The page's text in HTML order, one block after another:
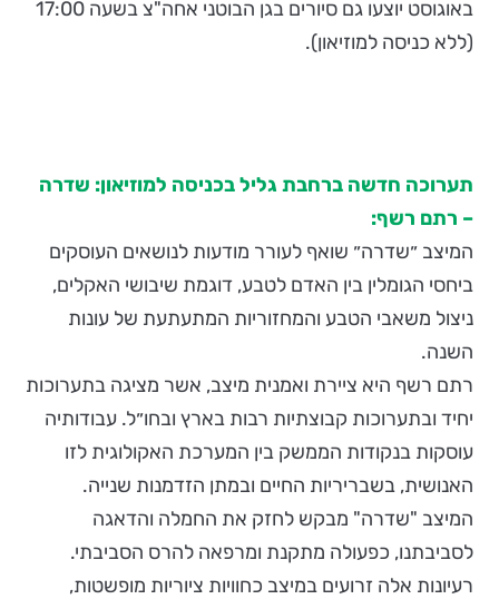
באוגוסט יוצעו גם סיורים בגן הבוטני אחה"צ בשעה 17:00
(ללא כניסה למוזיאון).
תערוכה חדשה ברחבת גליל בכניסה למוזיאון: שדרה
– רתם רשף:
המיצב ״שדרה״ שואף לעורר מודעות לנושאים העוסקים
ביחסי הגומלין בין האדם לטבע, דוגמת שיבושי האקלים,
ניצול משאבי הטבע והמחזוריות המתעתעת של עונות
השנה.
רתם רשף היא ציירת ואמנית מיצב, אשר מציגה בתערוכות
יחיד ובתערוכות קבוצתיות רבות בארץ ובחו״ל. עבודותיה
עוסקות בנקודות הממשק בין המערכת האקולוגית לזו
האנושית, בשבריריות החיים ובמתן הזדמנות שנייה.
המיצב "שדרה" מבקש לחזק את החמלה והדאגה
לסביבתנו, כפעולה מתקנת ומרפאה להרס הסביבתי.
רעיונות אלה זרועים במיצב כחוויות ציוריות מופשטות,